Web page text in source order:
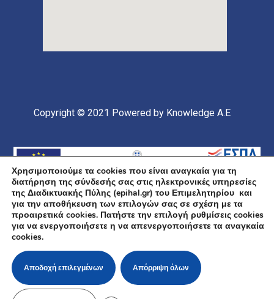
Copyright © 2021 Powered by Knowledge A.E
Υποέργο 1 Πράξης: «Ανάπτυξη και Αναβάθμιση
Ηλεκτρονικής Υποδομής και Ψηφιακών Υπηρεσιών του
Επιμελητηρίου Χαλκιδικής» Επιχειρησιακό Πρόγραμμα
«Κεντρική Μακεδονία» Συγχρηματοδοτείται από την
Ευρωπαϊκή Ένωση (Ευρωπαϊκό Ταμείο Περιφερειακής
Ανάπτυξης ΕΤΠΑ) και από εθνικούς πόρους μέσω του
ΠΔΕ
Χρησιμοποιούμε τα cookies που είναι αναγκαία για τη
διατήρηση της σύνδεσής σας στις ηλεκτρονικές υπηρεσίες
της Διαδικτυακής Πύλης (epihal.gr) του Επιμελητηρίου και
για την αποθήκευση των επιλογών σας σε σχέση με τα
προαιρετικά cookies. Πατήστε την επιλογή ρυθμίσεις cookies
για να ενεργοποιήσετε η να απενεργοποιήσετε τα αναγκαία
cookies.
Αποδοχή επιλεγμένων Απόρριψη όλων